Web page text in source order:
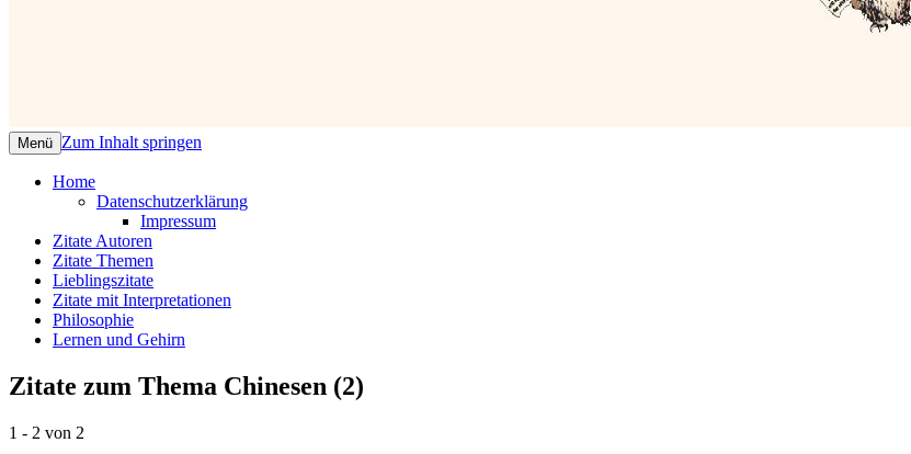
Menü Zum Inhalt springen
Home
Datenschutzerklärung
Impressum
Zitate Autoren
Zitate Themen
Lieblingszitate
Zitate mit Interpretationen
Philosophie
Lernen und Gehirn
Zitate zum Thema Chinesen (2)
1 - 2 von 2